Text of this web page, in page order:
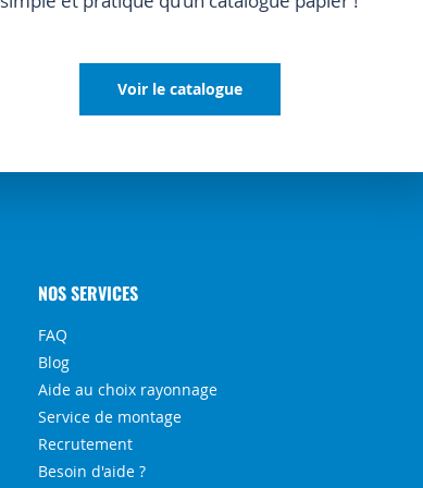
Voir le catalogue
NOS SERVICES
FAQ
Blog
Aide au choix rayonnage
Service de montage
Recrutement
Besoin d'aide ?